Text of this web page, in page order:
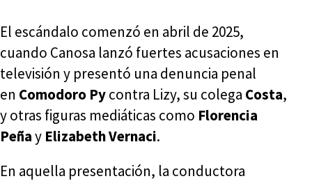
El escándalo comenzó en abril de 2025,
cuando Canosa lanzó fuertes acusaciones en
televisión y presentó una denuncia penal
en Comodoro Pycontra Lizy, su colega Costa,
y otras figuras mediáticas como Florencia
Peñay Elizabeth Vernaci.
En aquella presentación, la conductora